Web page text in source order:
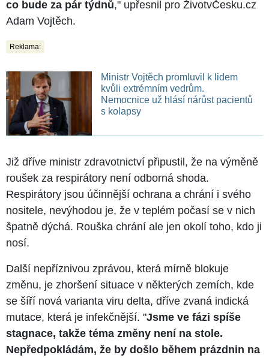
co bude za pár týdnů," upřesnil pro ŽivotvČesku.cz
Adam Vojtěch.
Reklama:
Ministr Vojtěch promluvil k lidem
kvůli extrémním vedrům.
Nemocnice už hlásí nárůst pacientů
s kolapsy
Již dříve ministr zdravotnictví připustil, že na výměně
roušek za respirátory není odborná shoda.
Respirátory jsou účinnější ochrana a chrání i svého
nositele, nevýhodou je, že v teplém počasí se v nich
špatně dýchá. Rouška chrání ale jen okolí toho, kdo ji
nosí.
Další nepříznivou zprávou, která mírně blokuje
změnu, je zhoršení situace v některých zemích, kde
se šíří nová varianta viru delta, dříve zvaná indická
mutace, která je infekčnější. "Jsme ve fázi spíše
stagnace, takže téma změny není na stole.
Nepředpokládám, že by došlo během prázdnin na